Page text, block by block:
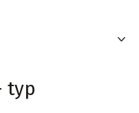
typ